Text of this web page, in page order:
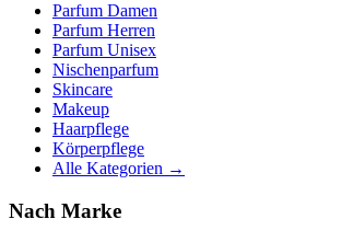
Parfum Damen
Parfum Herren
Parfum Unisex
Nischenparfum
Skincare
Makeup
Haarpflege
Körperpflege
Alle Kategorien →
Nach Marke